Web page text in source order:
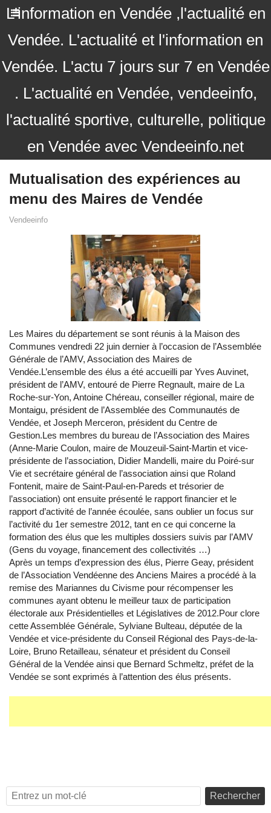
L'information en Vendée ,l'actualité en
Vendée. L'actualité et l'information en
Vendée. L'actu 7 jours sur 7 en Vendée
. L'actualité en Vendée, vendeeinfo,
l'actualité sportive, culturelle, politique
en Vendée avec Vendeeinfo.net
Mutualisation des expériences au
menu des Maires de Vendée
Vendeeinfo
Les Maires du département se sont réunis à la Maison des
Communes vendredi 22 juin dernier à l’occasion de l’Assemblée
Générale de l’AMV, Association des Maires de
Vendée.L’ensemble des élus a été accueilli par Yves Auvinet,
président de l’AMV, entouré de Pierre Regnault, maire de La
Roche-sur-Yon, Antoine Chéreau, conseiller régional, maire de
Montaigu, président de l’Assemblée des Communautés de
Vendée, et Joseph Merceron, président du Centre de
Gestion.Les membres du bureau de l’Association des Maires
(Anne-Marie Coulon, maire de Mouzeuil-Saint-Martin et vice-
présidente de l’association, Didier Mandelli, maire du Poiré-sur
Vie et secrétaire général de l’association ainsi que Roland
Fontenit, maire de Saint-Paul-en-Pareds et trésorier de
l’association) ont ensuite présenté le rapport financier et le
rapport d’activité de l’année écoulée, sans oublier un focus sur
l’activité du 1er semestre 2012, tant en ce qui concerne la
formation des élus que les multiples dossiers suivis par l’AMV
(Gens du voyage, financement des collectivités …)
Après un temps d’expression des élus, Pierre Geay, président
de l’Association Vendéenne des Anciens Maires a procédé à la
remise des Mariannes du Civisme pour récompenser les
communes ayant obtenu le meilleur taux de participation
électorale aux Présidentielles et Législatives de 2012.Pour clore
cette Assemblée Générale, Sylviane Bulteau, députée de la
Vendée et vice-présidente du Conseil Régional des Pays-de-la-
Loire, Bruno Retailleau, sénateur et président du Conseil
Général de la Vendée ainsi que Bernard Schmeltz, préfet de la
Vendée se sont exprimés à l’attention des élus présents.
Rechercher